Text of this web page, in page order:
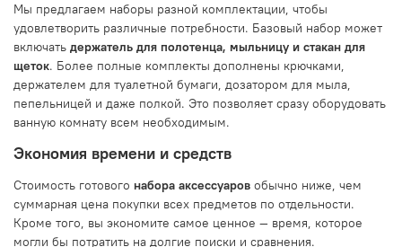
Мы предлагаем наборы разной комплектации, чтобы
удовлетворить различные потребности. Базовый набор может
включать держатель для полотенца, мыльницу и стакан для
щеток. Более полные комплекты дополнены крючками,
держателем для туалетной бумаги, дозатором для мыла,
пепельницей и даже полкой. Это позволяет сразу оборудовать
ванную комнату всем необходимым.
Экономия времени и средств
Стоимость готового набора аксессуаров обычно ниже, чем
суммарная цена покупки всех предметов по отдельности.
Кроме того, вы экономите самое ценное — время, которое
могли бы потратить на долгие поиски и сравнения.